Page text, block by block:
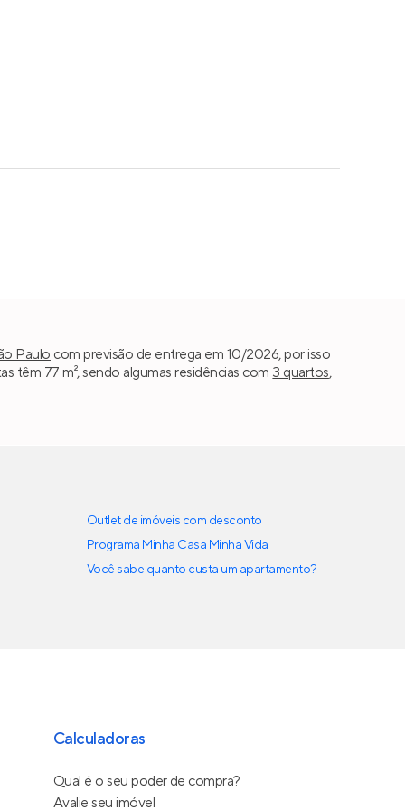
Paulo com previsão de entrega em 10/2026, por isso
têm 77 m², sendo algumas residências com 3 quartos,
Outlet de imóveis com desconto
Programa Minha Casa Minha Vida
Você sabe quanto custa um apartamento?
Calculadoras
Qual é o seu poder de compra?
Avalie seu imóvel